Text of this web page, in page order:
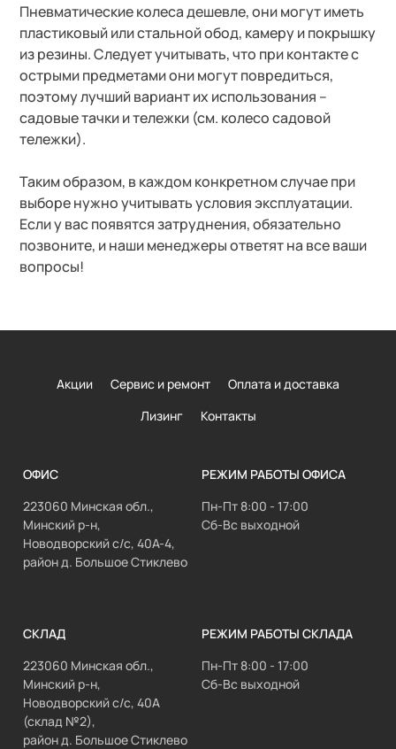
Пневматические колеса дешевле, они могут иметь
пластиковый или стальной обод, камеру и покрышку
из резины. Следует учитывать, что при контакте с
острыми предметами они могут повредиться,
поэтому лучший вариант их использования –
садовые тачки и тележки (см. колесо садовой
тележки).
Таким образом, в каждом конкретном случае при
выборе нужно учитывать условия эксплуатации.
Если у вас появятся затруднения, обязательно
позвоните, и наши менеджеры ответят на все ваши
вопросы!
Акции Сервис и ремонт
Оплата и доставка
Лизинг
Контакты
ОФИС
223060 Минская обл.,
Минский р-н,
Новодворский с/с, 40А-4,
район д. Большое Стиклево
РЕЖИМ РАБОТЫ ОФИСА
Пн-Пт 8:00 - 17:00
Сб-Вс выходной
СКЛАД
223060 Минская обл.,
Минский р-н,
Новодворский с/с, 40А
(склад №2),
район д. Большое Стиклево
РЕЖИМ РАБОТЫ СКЛАДА
Пн-Пт 8:00 - 17:00
Сб-Вс выходной